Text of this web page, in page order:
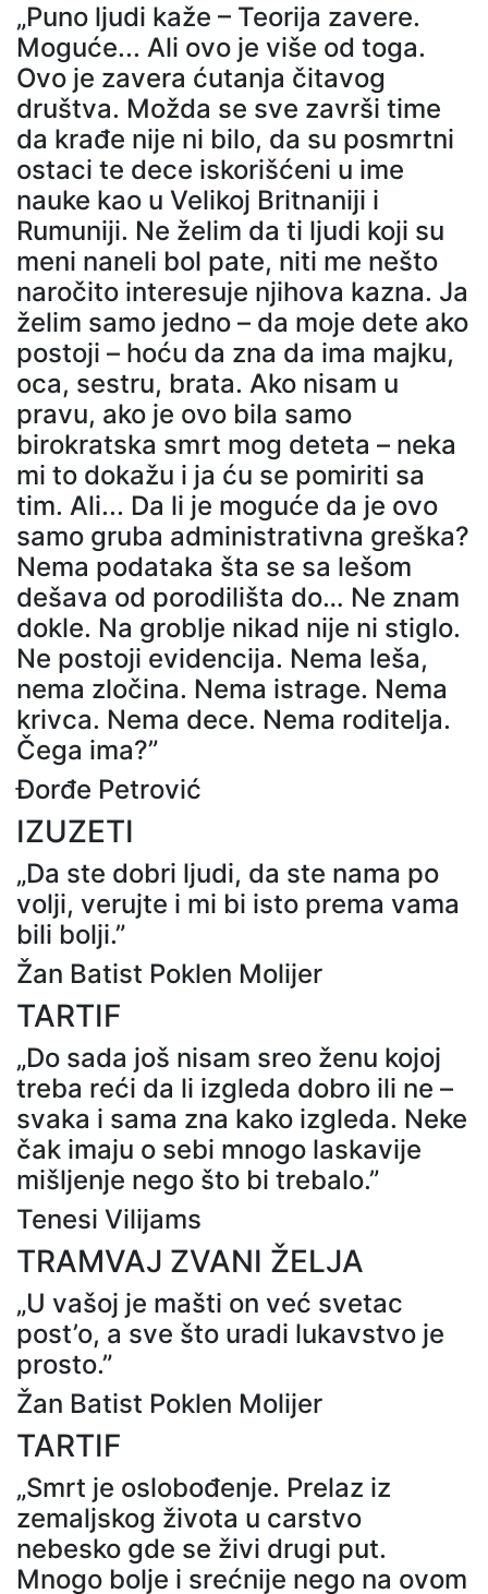
„Puno ljudi kaže – Teorija zavere.
Moguće... Ali ovo je više od toga.
Ovo je zavera ćutanja čitavog
društva. Možda se sve završi time
da krađe nije ni bilo, da su posmrtni
ostaci te dece iskorišćeni u ime
nauke kao u Velikoj Britnaniji i
Rumuniji. Ne želim da ti ljudi koji su
meni naneli bol pate, niti me nešto
naročito interesuje njihova kazna. Ja
želim samo jedno – da moje dete ako
postoji – hoću da zna da ima majku,
oca, sestru, brata. Ako nisam u
pravu, ako je ovo bila samo
birokratska smrt mog deteta – neka
mi to dokažu i ja ću se pomiriti sa
tim. Ali... Da li je moguće da je ovo
samo gruba administrativna greška?
Nema podataka šta se sa lešom
dešava od porodilišta do… Ne znam
dokle. Na groblje nikad nije ni stiglo.
Ne postoji evidencija. Nema leša,
nema zločina. Nema istrage. Nema
krivca. Nema dece. Nema roditelja.
Čega ima?”
Đorđe Petrović
IZUZETI
„Da ste dobri ljudi, da ste nama po
volji, verujte i mi bi isto prema vama
bili bolji.”
Žan Batist Poklen Molijer
TARTIF
„Do sada još nisam sreo ženu kojoj
treba reći da li izgleda dobro ili ne –
svaka i sama zna kako izgleda. Neke
čak imaju o sebi mnogo laskavije
mišljenje nego što bi trebalo.”
Tenesi Vilijams
TRAMVAJ ZVANI ŽELJA
„U vašoj je mašti on već svetac
post’o, a sve što uradi lukavstvo je
prosto.”
Žan Batist Poklen Molijer
TARTIF
„Smrt je oslobođenje. Prelaz iz
zemaljskog života u carstvo
nebesko gde se živi drugi put.
Mnogo bolje i srećnije nego na ovom